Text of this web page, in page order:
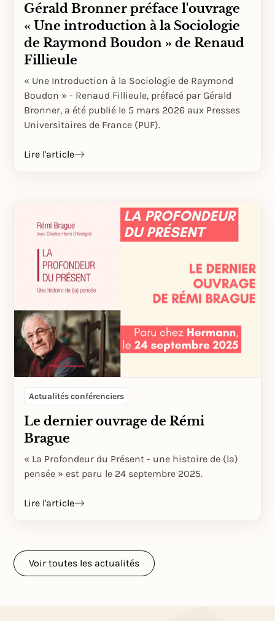
Gérald Bronner préface l'ouvrage
« Une introduction à la Sociologie
de Raymond Boudon » de Renaud
Fillieule
« Une Introduction à la Sociologie de Raymond
Boudon » - Renaud Fillieule, préfacé par Gérald
Bronner, a été publié le 5 mars 2026 aux Presses
Universitaires de France (PUF).
Lire l'article
Actualités conférenciers
Le dernier ouvrage de Rémi
Brague
« La Profondeur du Présent - une histoire de (la)
pensée » est paru le 24 septembre 2025.
Lire l'article
Voir toutes les actualités